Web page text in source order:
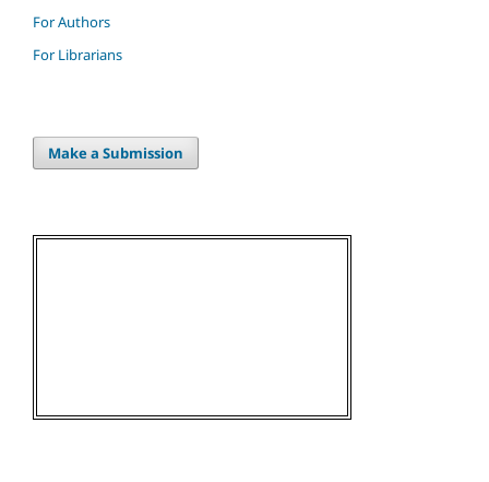
For Authors
For Librarians
Make a Submission